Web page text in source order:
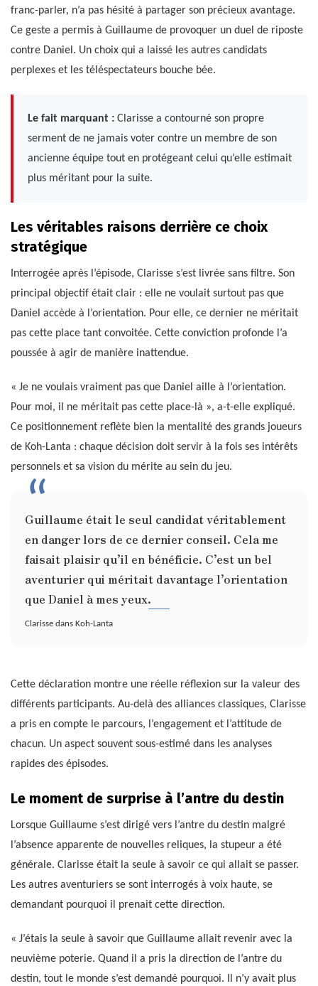
franc-parler, n’a pas hésité à partager son précieux avantage.
Ce geste a permis à Guillaume de provoquer un duel de riposte
contre Daniel. Un choix qui a laissé les autres candidats
perplexes et les téléspectateurs bouche bée.
Le fait marquant : Clarisse a contourné son propre
serment de ne jamais voter contre un membre de son
ancienne équipe tout en protégeant celui qu’elle estimait
plus méritant pour la suite.
Les véritables raisons derrière ce choix
stratégique
Interrogée après l’épisode, Clarisse s’est livrée sans filtre. Son
principal objectif était clair : elle ne voulait surtout pas que
Daniel accède à l’orientation. Pour elle, ce dernier ne méritait
pas cette place tant convoitée. Cette conviction profonde l’a
poussée à agir de manière inattendue.
« Je ne voulais vraiment pas que Daniel aille à l’orientation.
Pour moi, il ne méritait pas cette place-là », a-t-elle expliqué.
Ce positionnement reflète bien la mentalité des grands joueurs
de Koh-Lanta : chaque décision doit servir à la fois ses intérêts
personnels et sa vision du mérite au sein du jeu.
Guillaume était le seul candidat véritablement
en danger lors de ce dernier conseil. Cela me
faisait plaisir qu’il en bénéficie. C’est un bel
aventurier qui méritait davantage l’orientation
que Daniel à mes yeux.
Clarisse dans Koh-Lanta
Cette déclaration montre une réelle réflexion sur la valeur des
différents participants. Au-delà des alliances classiques, Clarisse
a pris en compte le parcours, l’engagement et l’attitude de
chacun. Un aspect souvent sous-estimé dans les analyses
rapides des épisodes.
Le moment de surprise à l’antre du destin
Lorsque Guillaume s’est dirigé vers l’antre du destin malgré
l’absence apparente de nouvelles reliques, la stupeur a été
générale. Clarisse était la seule à savoir ce qui allait se passer.
Les autres aventuriers se sont interrogés à voix haute, se
demandant pourquoi il prenait cette direction.
« J’étais la seule à savoir que Guillaume allait revenir avec la
neuvième poterie. Quand il a pris la direction de l’antre du
destin, tout le monde s’est demandé pourquoi. Il n’y avait plus